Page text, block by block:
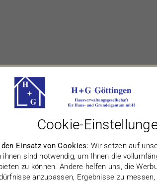
Cookie-
Einsatz von Cookies: Wir setzen auf
ihnen sind notwendig, um Ihnen die
zu können. Andere helfen uns, die
anzupassen, Ergebnisse zu